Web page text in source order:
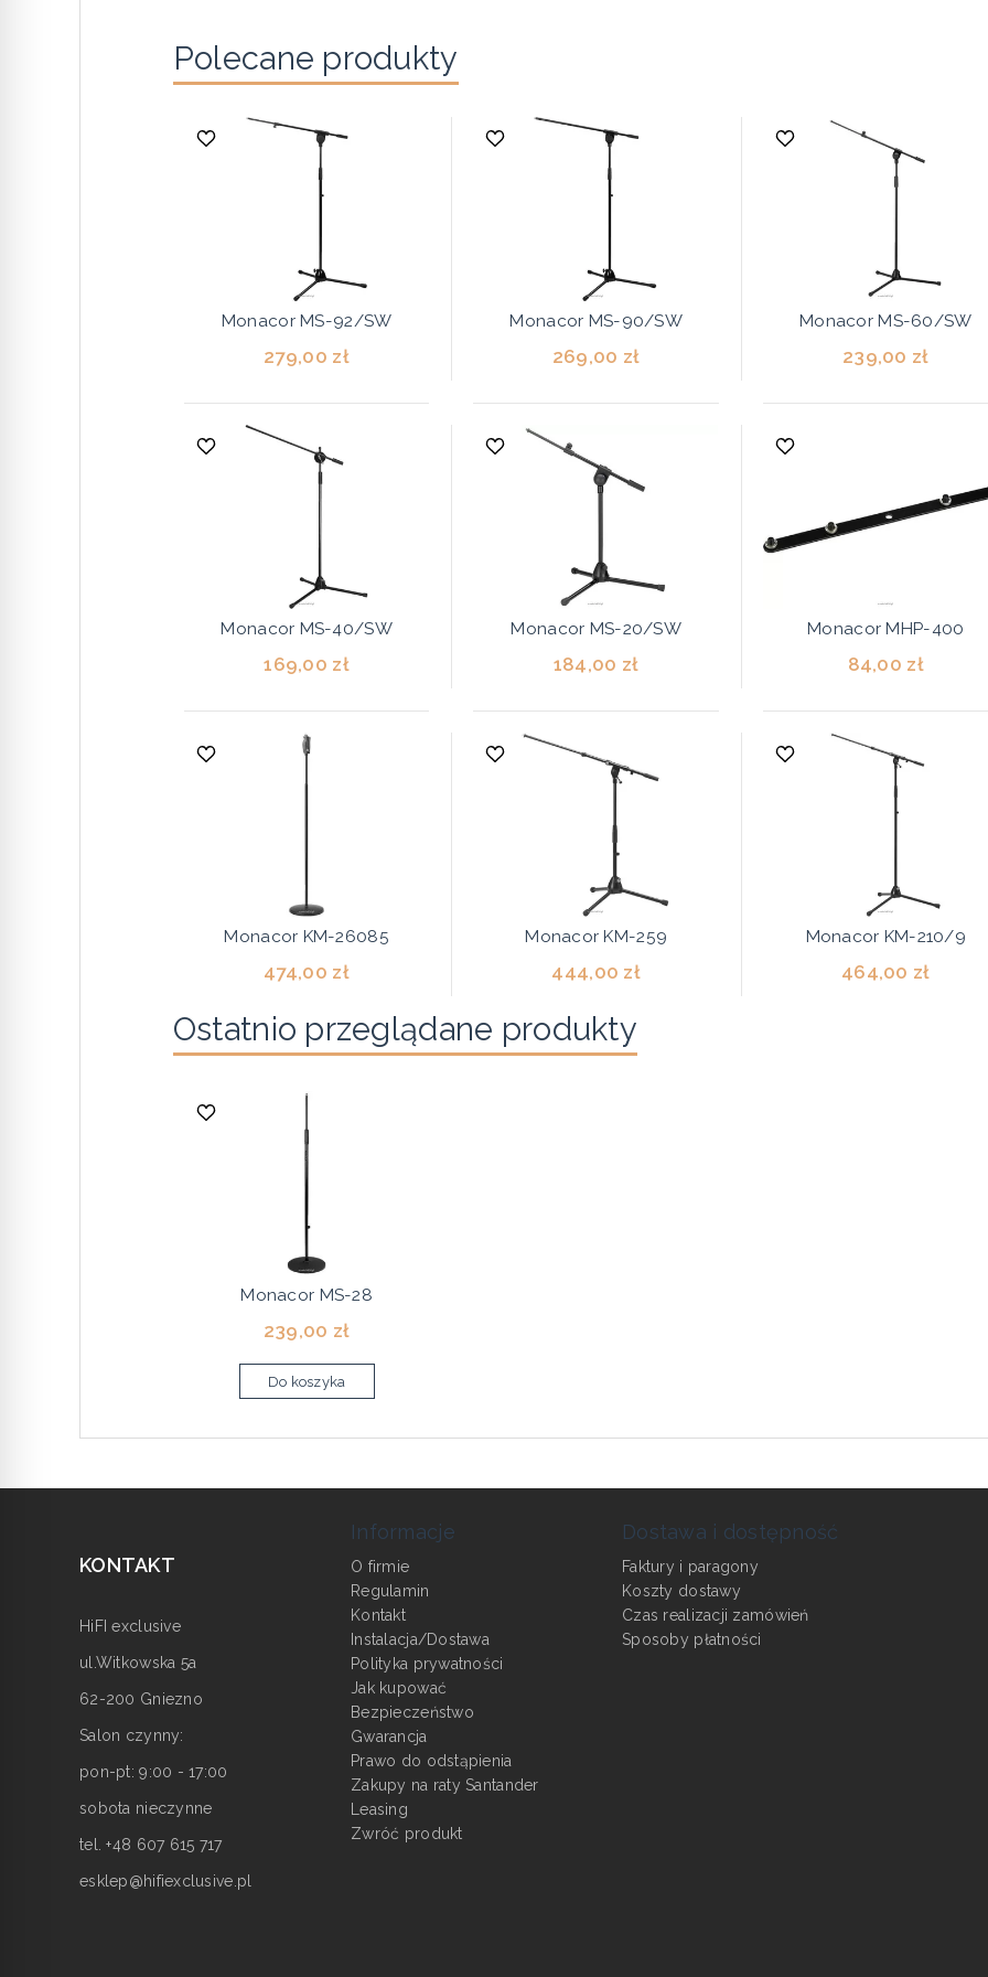
Polecane produkty
Monacor MS-92/SW
279,00 zł
Monacor MS-90/SW
269,00 zł
Monacor MS-60/SW
239,00 zł
Monacor MS-40/SW
169,00 zł
Monacor MS-20/SW
184,00 zł
Monacor MHP-400
84,00 zł
Monacor KM-26085
474,00 zł
Monacor KM-259
444,00 zł
Monacor KM-210/9
464,00 zł
Ostatnio przeglądane produkty
Monacor MS-28
239,00 zł
Do koszyka
KONTAKT
HiFI exclusive
ul.Witkowska 5a
62-200 Gniezno
Salon czynny:
pon-pt: 9:00 - 17:00
sobota nieczynne
tel. +48 607 615 717
esklep@hifiexclusive.pl
Informacje
O firmie
Regulamin
Kontakt
Instalacja/Dostawa
Polityka prywatności
Jak kupować
Bezpieczeństwo
Gwarancja
Prawo do odstąpienia
Zakupy na raty Santander
Leasing
Zwróć produkt
Dostawa i dostępność
Faktury i paragony
Koszty dostawy
Czas realizacji zamówień
Sposoby płatności